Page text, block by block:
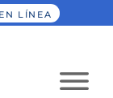
LÍNEA